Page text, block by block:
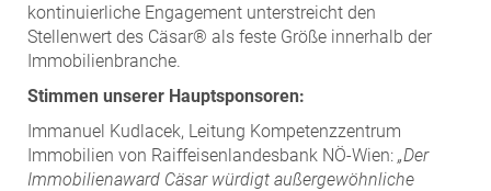
kontinuierliche Engagement unterstreicht den
Stellenwert des Cäsar® als feste Größe innerhalb der
Immobilienbranche.
Stimmen unserer Hauptsponsoren:
Immanuel Kudlacek, Leitung Kompetenzzentrum
Immobilien von Raiffeisenlandesbank NÖ-Wien: „Der
Immobilienaward Cäsar würdigt außergewöhnliche